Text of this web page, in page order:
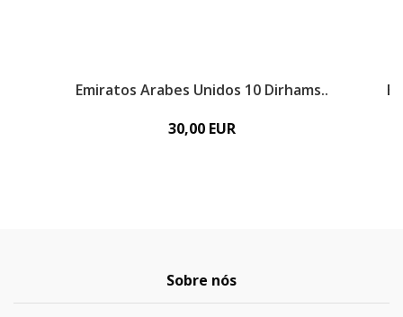
Emiratos Arabes Unidos 10 Dirhams..
30,00 EUR
Sobre nós